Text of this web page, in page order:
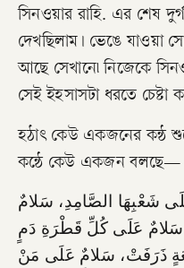
সিনওয়ার রাহি. এর শেষ
দেখছিলাম। ভেঙে যাওয়া
আছে সেখানে৷ নিজেকে
সেই ইহসাসটা ধরতে চেষ্টা
হঠাৎ কেউ একজনের কন্ঠ
কন্ঠে কেউ একজন বলছে—
شَعْبِهَا الصَّامِدِ، سَلامٌ
سَلامٌ عَلَى كُلِّ قَطْرَةِ دَمٍ
ذَرَفَتْ، سَلامٌ عَلَى مَنْ